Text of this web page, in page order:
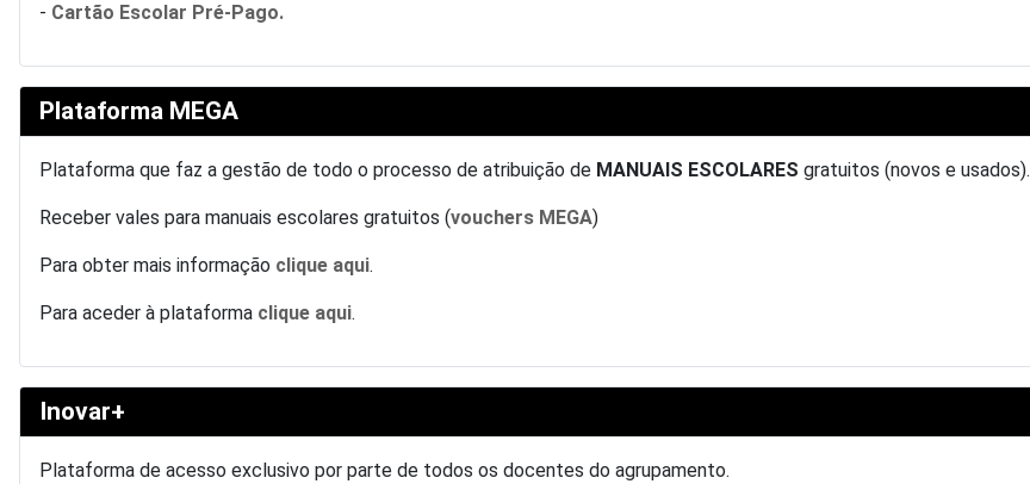
- Cartão Escolar Pré-Pago.
Plataforma MEGA
Plataforma que faz a gestão de todo o processo de atribuição de MANUAIS ESCOLARES gratuitos (novos e usados).
Receber vales para manuais escolares gratuitos (vouchers MEGA)
Para obter mais informação clique aqui.
Para aceder à plataforma clique aqui.
Inovar+
Plataforma de acesso exclusivo por parte de todos os docentes do agrupamento.